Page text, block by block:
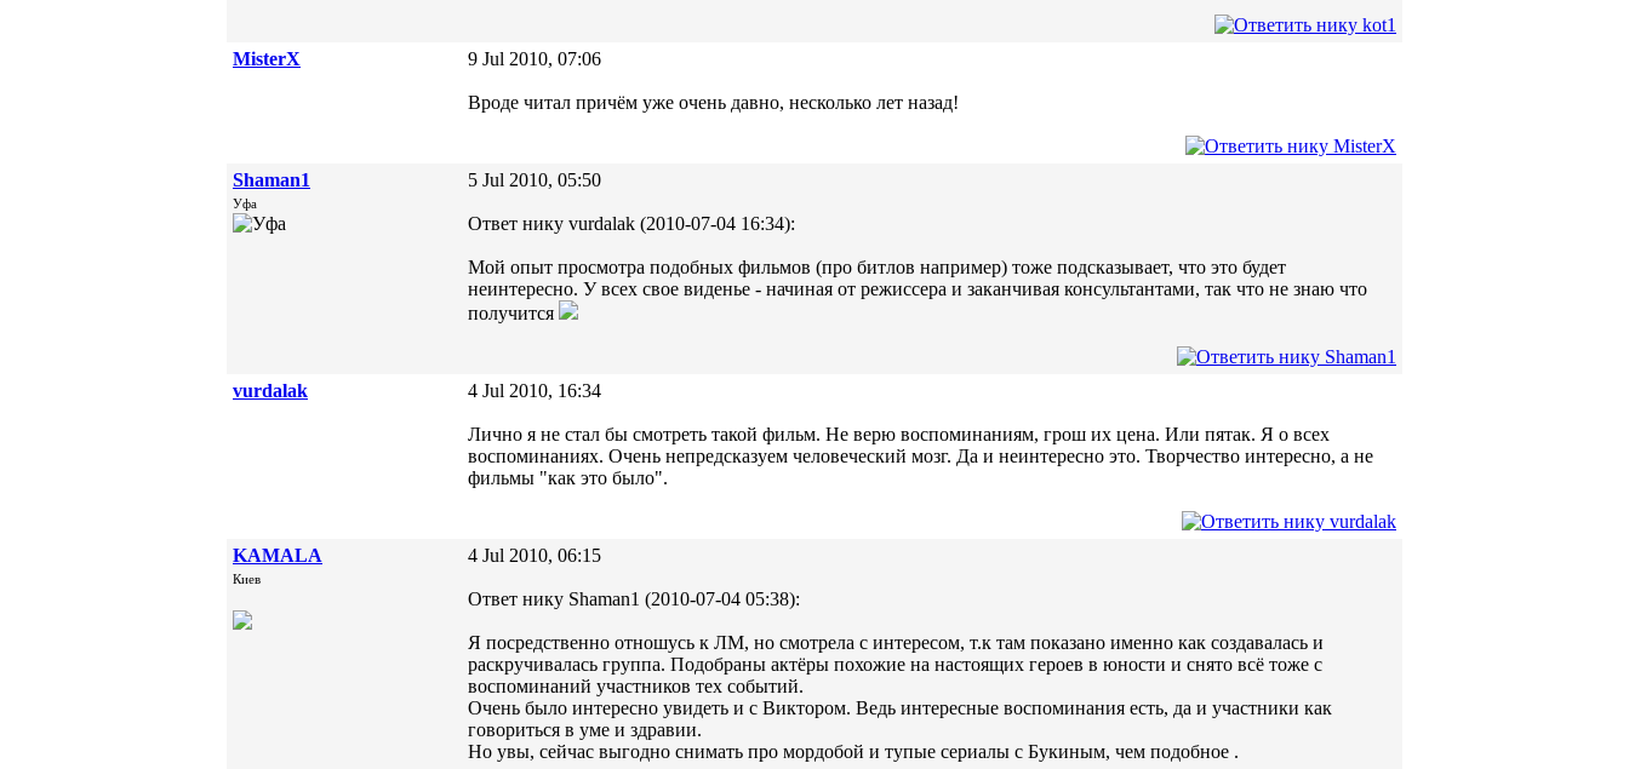
MisterX 9 Jul 2010, 07:06
Вроде читал причём уже очень давно, несколько лет назад!
Shaman1
Уфа
5 Jul 2010, 05:50
Ответ нику vurdalak (2010-07-04 16:34):
Мой опыт просмотра подобных фильмов (про битлов например) тоже подсказывает, что это будет
неинтересно. У всех свое виденье - начиная от режиссера и заканчивая консультантами, так что не знаю что
получится
vurdalak 4 Jul 2010, 16:34
Лично я не стал бы смотреть такой фильм. Не верю воспоминаниям, грош их цена. Или пятак. Я о всех
воспоминаниях. Очень непредсказуем человеческий мозг. Да и неинтересно это. Творчество интересно, а не
фильмы "как это было".
KAMALA
Киев
4 Jul 2010, 06:15
Ответ нику Shaman1 (2010-07-04 05:38):
Я посредственно отношусь к ЛМ, но смотрела с интересом, т.к там показано именно как создавалась и
раскручивалась группа. Подобраны актёры похожие на настоящих героев в юности и снято всё тоже с
воспоминаний участников тех событий.
Очень было интересно увидеть и с Виктором. Ведь интересные воспоминания есть, да и участники как
говориться в уме и здравии.
Но увы, сейчас выгодно снимать про мордобой и тупые сериалы с Букиным, чем подобное .